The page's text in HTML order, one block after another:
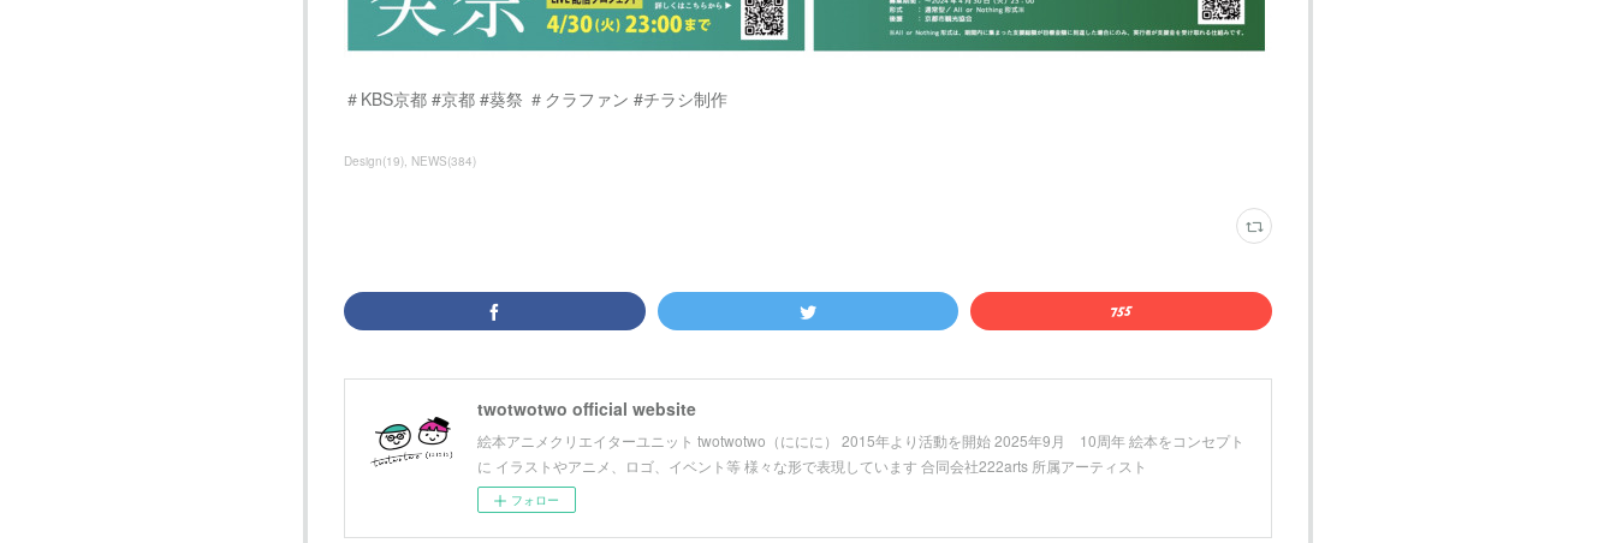
＃KBS京都 #京都 #葵祭 ＃クラファン #チラシ制作
Design(19) NEWS(384)
twotwotwo official website
絵本アニメクリエイターユニット twotwotwo（ににに） 2015年より活動を開始 2025年9月 10周年 絵本をコンセプト
に イラストやアニメ、ロゴ、イベント等 様々な形で表現しています 合同会社222arts 所属アーティスト
フォロー